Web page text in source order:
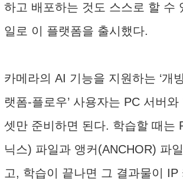
하고 배포하는 것도 스스로 할 수
일로 이 플랫폼을 출시했다.
카메라의 AI 기능을 지원하는 ‘개
랫폼-플로우’ 사용자는 PC 서버와
셋만 준비하면 된다. 학습할 때는
닉스) 파일과 앵커(ANCHOR) 파
고, 학습이 끝나면 그 결과물이 IP